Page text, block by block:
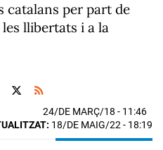
catalans per part de
llibertats i a la
24/DE MARÇ/18 - 11:46
18/DE MAIG/22 - 18:19